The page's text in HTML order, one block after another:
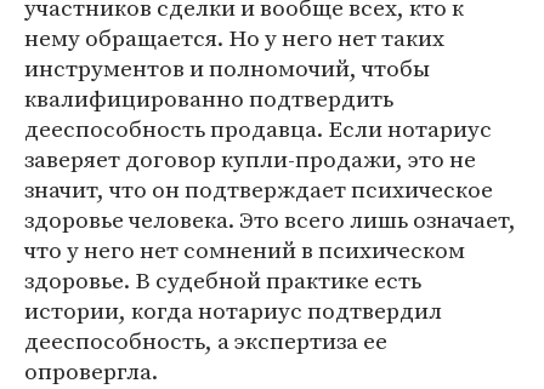
участников сделки и вообще всех, кто к
нему обращается. Но у него нет таких
инструментов и полномочий, чтобы
квалифицированно подтвердить
дееспособность продавца. Если нотариус
заверяет договор купли-продажи, это не
значит, что он подтверждает психическое
здоровье человека. Это всего лишь означает,
что у него нет сомнений в психическом
здоровье. В судебной практике есть
истории, когда нотариус подтвердил
дееспособность, а экспертиза ее
опровергла.